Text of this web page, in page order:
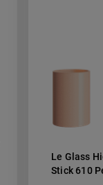
Le Glass
Stick 610